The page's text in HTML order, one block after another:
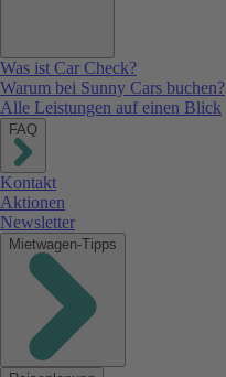
Was ist Car Check?
Warum bei Sunny Cars buchen?
Alle Leistungen auf einen Blick
FAQ
Kontakt
Aktionen
Newsletter
Mietwagen-Tipps